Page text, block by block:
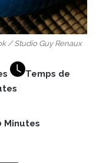
/ Studio Guy Renaux
Temps de
Minutes